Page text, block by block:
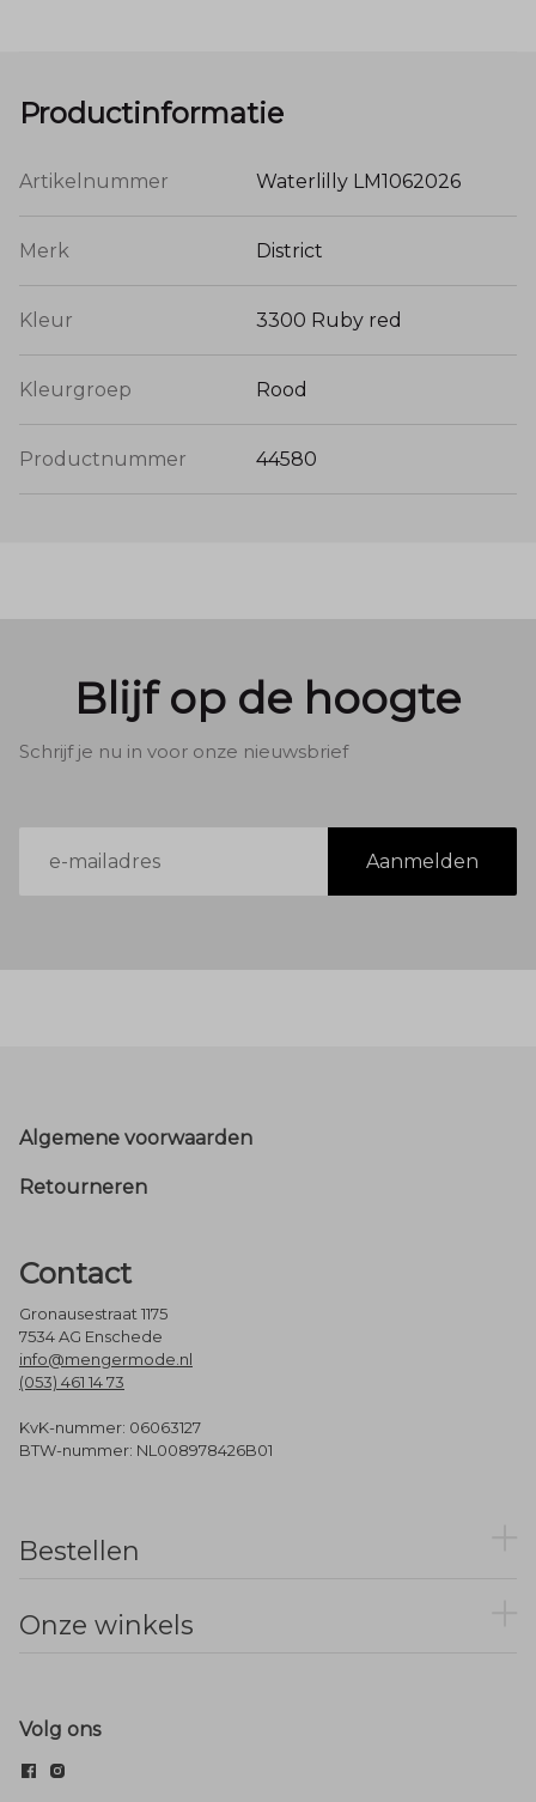
Productinformatie
Artikelnummer Waterlilly LM1062026
Merk District
Kleur 3300 Ruby red
Kleurgroep Rood
Productnummer 44580
Blijf op de hoogte
Schrijf je nu in voor onze nieuwsbrief
mailadres
Aanmelden
Footer
Algemene voorwaarden
Retourneren
Contact
Gronausestraat 1175
7534 AG Enschede
info@mengermode.nl
(053) 461 14 73
KvK-nummer: 06063127
BTW-nummer: NL008978426B01
Bestellen
Onze winkels
Volg ons